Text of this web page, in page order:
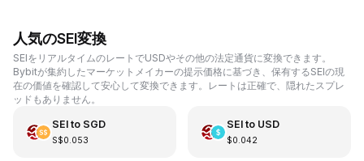
人気のSEI変換
SEIをリアルタイムのレートでUSDやその他の法定通貨に変換できます。
Bybitが集約したマーケットメイカーの提示価格に基づき、保有するSEIの現
在の価値を確認して安心して変換できます。レートは正確で、隠れたスプレ
ッドもありません。
SEIto SGD
S$0.053
SEIto USD
$0.042